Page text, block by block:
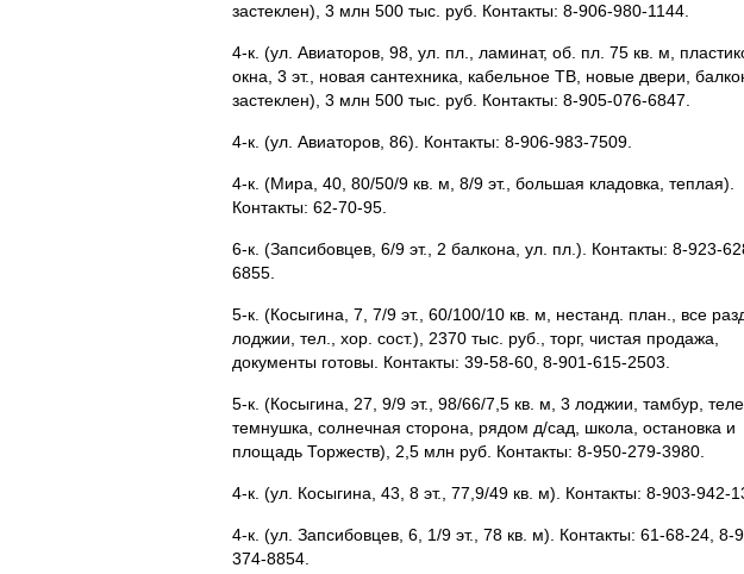
застеклен), 3 млн 500 тыс. руб. Контакты: 8-906-980-1144.
4-к. (ул. Авиаторов, 98, ул. пл., ламинат, об. пл. 75 кв. м,
окна, 3 эт., новая сантехника, кабельное ТВ, новые двери,
застеклен), 3 млн 500 тыс. руб. Контакты: 8-905-076-6847.
4-к. (ул. Авиаторов, 86). Контакты: 8-906-983-7509.
4-к. (Мира, 40, 80/50/9 кв. м, 8/9 эт., большая кладовка, теплая).
Контакты: 62-70-95.
6-к. (Запсибовцев, 6/9 эт., 2 балкона, ул. пл.). Контакты: 8-923-
6855.
5-к. (Косыгина, 7, 7/9 эт., 60/100/10 кв. м, нестанд. план., все
лоджии, тел., хор. сост.), 2370 тыс. руб., торг, чистая продажа,
документы готовы. Контакты: 39-58-60, 8-901-615-2503.
5-к. (Косыгина, 27, 9/9 эт., 98/66/7,5 кв. м, 3 лоджии, тамбур,
темнушка, солнечная сторона, рядом д/сад, школа, остановка и
площадь Торжеств), 2,5 млн руб. Контакты: 8-950-279-3980.
4-к. (ул. Косыгина, 43, 8 эт., 77,9/49 кв. м). Контакты: 8-903-942-
4-к. (ул. Запсибовцев, 6, 1/9 эт., 78 кв. м). Контакты: 61-68-24, 8-
374-8854.